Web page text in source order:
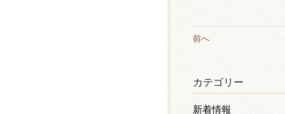
前へ
カテゴリー
新着情報